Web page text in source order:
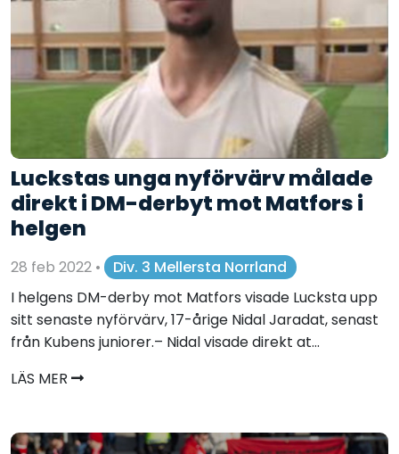
Luckstas unga nyförvärv målade
direkt i DM-derbyt mot Matfors i
helgen
28 feb 2022 •
Div. 3 Mellersta Norrland
I helgens DM-derby mot Matfors visade Lucksta upp
sitt senaste nyförvärv, 17-årige Nidal Jaradat, senast
från Kubens juniorer.– Nidal visade direkt at...
LÄS MER